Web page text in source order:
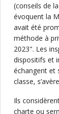
(conseils de
évoquent la
avait été
méthode à
2023". Les
dispositifs et
échangent et
classe,
Ils
charte ou